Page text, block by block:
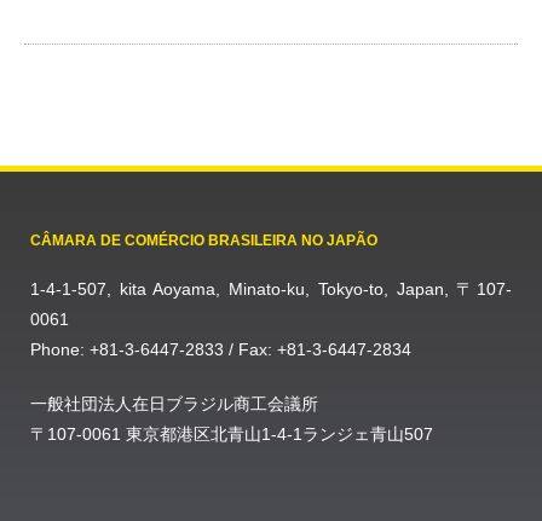
CÂMARA DE COMÉRCIO BRASILEIRA NO JAPÃO
1-4-1-507, kita Aoyama, Minato-ku, Tokyo-to, Japan, 〒107-
0061
Phone: +81-3-6447-2833 / Fax: +81-3-6447-2834
一般社団法人在日ブラジル商工会議所
〒107-0061 東京都港区北青山1-4-1ランジェ青山507